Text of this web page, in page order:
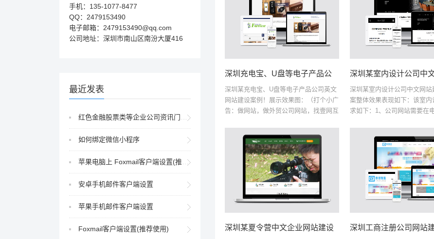
手机：135-1077-8477
QQ：2479153490
电子邮箱： 2479153490@qq.com
公司地址：深圳市南山区南汾大厦416
最近发表
红色金融股票类等企业公司资讯门户CMS网站案例（自适应）
如何绑定微信小程序
苹果电脑上 Foxmail客户端设置(推荐使用)
安卓手机邮件客户端设置
苹果手机邮件客户端设置
Foxmail客户端设置(推荐使用)
深圳某充电宝、U盘等电子产品公司英文
网站建设案例！展示效果图：（打个小广
告：做网站，做外贸公司网站，找壹网互
适应2、网站语言：单...
深圳某室内设计公司中文网站
案整体效果表现如下：该室内
求如下：1、公司网站需要在
色调！图片由室内设计...
深圳工商注册公司网站